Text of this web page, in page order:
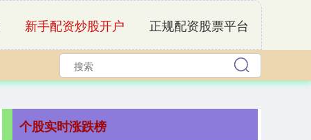
新手配资炒股开户 正规配资股票平台
个股实时涨跌榜